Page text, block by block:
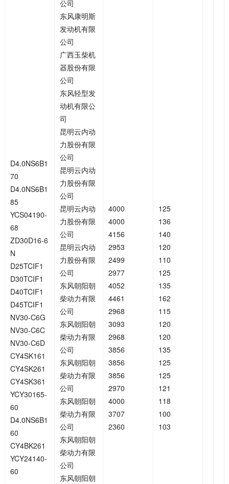
D4.0NS6B1
70
D4.0NS6B1
85
YCS04190-
68
ZD30D16-6
N
D25TCIF1
D30TCIF1
D40TCIF1
D45TCIF1
NV30-C6G
NV30-C6C
NV30-C6D
CY4SK161
CY4SK261
CY4SK361
YCY30165-
60
D4.0NS6B1
60
CY4BK261
YCY24140-
60
公司
东风康明斯
发动机有限
公司
广西玉柴机
器股份有限
公司
东风轻型发
动机有限公
司
昆明云内动
力股份有限
公司
昆明云内动
力股份有限
公司
昆明云内动
力股份有限
公司
昆明云内动
力股份有限
公司
东风朝阳朝
柴动力有限
公司
东风朝阳朝
柴动力有限
公司
东风朝阳朝
柴动力有限
公司
东风朝阳朝
柴动力有限
公司
东风朝阳朝
柴动力有限
公司
东风朝阳朝
4000
4000
4156
2953
2499
2977
4052
4461
2968
3093
2968
3856
3856
3856
2970
4000
3707
2360
125
136
140
120
110
125
135
162
115
120
120
135
125
125
121
118
100
103